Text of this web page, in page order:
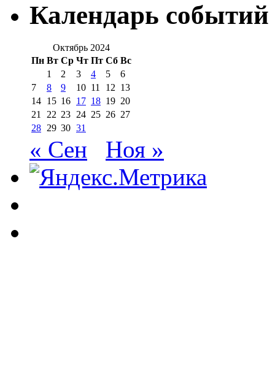
Календарь событий
Октябрь 2024
Пн Вт Ср Чт Пт Сб Вс
1
2 3 4 5
6
7
8 9 10 11 12 13
14 15 16 17 18 19 20
21
22 23 24 25 26 27
28 29 30 31
« Сен Ноя »